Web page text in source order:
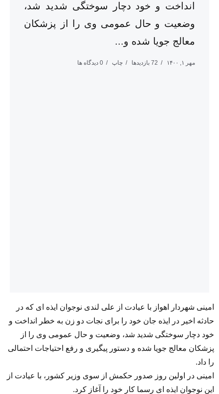
انداخت و خود دچار سوختگی شدید شد،
وضعیت و حال عمومی وی را از پزشکان
معالج جویا شده و...
مهر ۱, ۱۴۰۰ 72 بازدیدها چاپ 0 دیدگاه ها
امینی شهردار اهواز با عیادت از علی لندی نوجوان ایذه ای که در
حادثه اخیر در ایذه جان خود را برای نجات دو زن به خطر انداخت و
خود دچار سوختگی شدید شد، وضعیت و حال عمومی وی را از
پزشکان معالج جویا شده و دستور پیگیری و رفع احتیاجات احتمالی
را داد.
امینی در اولین روز صدور حکمش از سوی وزیر کشور، با عیادت از
این نوجوان ایذه ای رسما کار خود را آغاز کرد.